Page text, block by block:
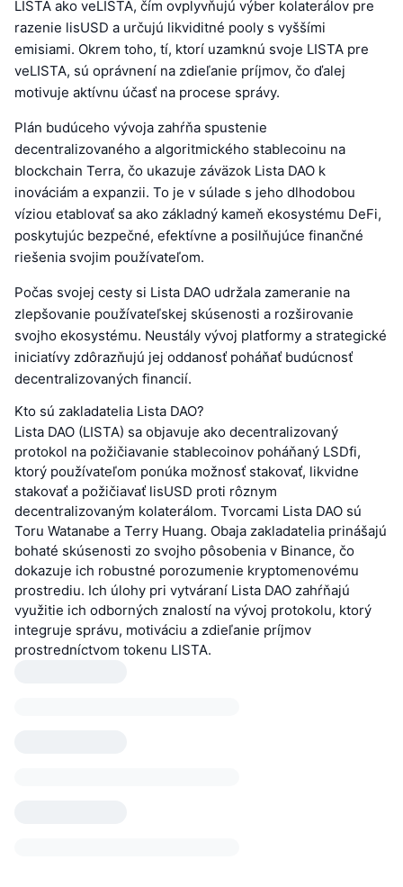
LISTA ako veLISTA, čím ovplyvňujú výber kolaterálov pre
razenie lisUSD a určujú likviditné pooly s vyššími
emisiami. Okrem toho, tí, ktorí uzamknú svoje LISTA pre
veLISTA, sú oprávnení na zdieľanie príjmov, čo ďalej
motivuje aktívnu účasť na procese správy.
Plán budúceho vývoja zahŕňa spustenie
decentralizovaného a algoritmického stablecoinu na
blockchain Terra, čo ukazuje záväzok Lista DAO k
inováciám a expanzii. To je v súlade s jeho dlhodobou
víziou etablovať sa ako základný kameň ekosystému DeFi,
poskytujúc bezpečné, efektívne a posilňujúce finančné
riešenia svojim používateľom.
Počas svojej cesty si Lista DAO udržala zameranie na
zlepšovanie používateľskej skúsenosti a rozširovanie
svojho ekosystému. Neustály vývoj platformy a strategické
iniciatívy zdôrazňujú jej oddanosť poháňať budúcnosť
decentralizovaných financií.
Kto sú zakladatelia Lista DAO?
Lista DAO (LISTA) sa objavuje ako decentralizovaný
protokol na požičiavanie stablecoinov poháňaný LSDfi,
ktorý používateľom ponúka možnosť stakovať, likvidne
stakovať a požičiavať lisUSD proti rôznym
decentralizovaným kolaterálom. Tvorcami Lista DAO sú
Toru Watanabe a Terry Huang. Obaja zakladatelia prinášajú
bohaté skúsenosti zo svojho pôsobenia v Binance, čo
dokazuje ich robustné porozumenie kryptomenovému
prostrediu. Ich úlohy pri vytváraní Lista DAO zahŕňajú
využitie ich odborných znalostí na vývoj protokolu, ktorý
integruje správu, motiváciu a zdieľanie príjmov
prostredníctvom tokenu LISTA.